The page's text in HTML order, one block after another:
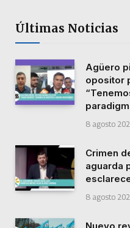
Últimas Noticias
Agüero
opositor
8 agosto
Crimen
aguarda
8 agosto